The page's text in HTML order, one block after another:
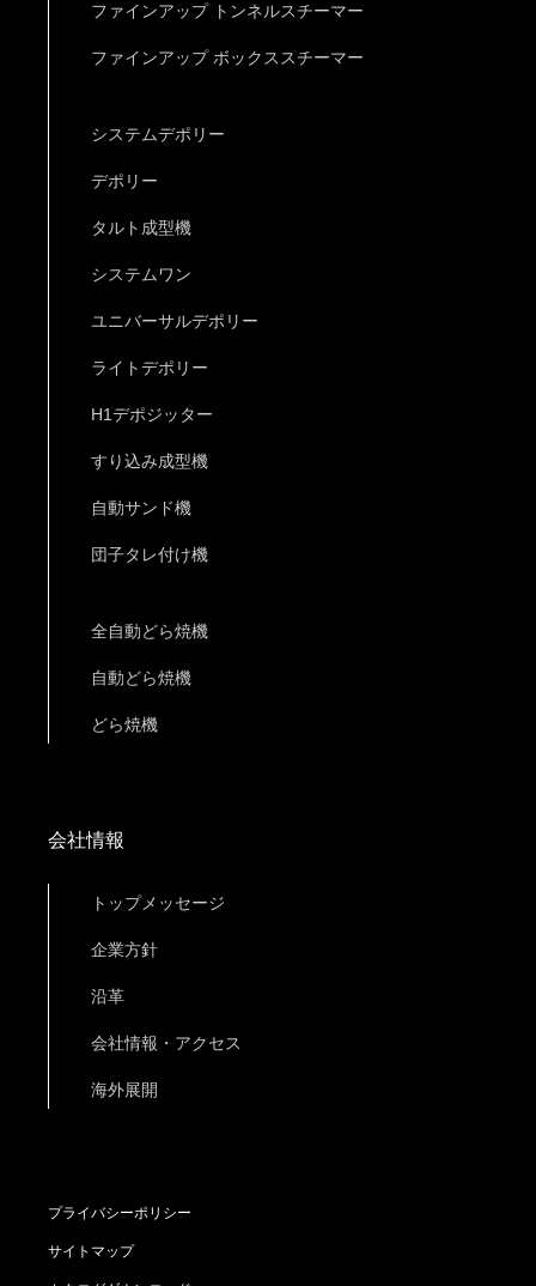
ファインアップ トンネルスチーマー
ファインアップ ボックススチーマー
システムデポリー
デポリー
タルト成型機
システムワン
ユニバーサルデポリー
ライトデポリー
H1デポジッター
すり込み成型機
自動サンド機
団子タレ付け機
全自動どら焼機
自動どら焼機
どら焼機
会社情報
トップメッセージ
企業方針
沿革
会社情報・アクセス
海外展開
プライバシーポリシー
サイトマップ